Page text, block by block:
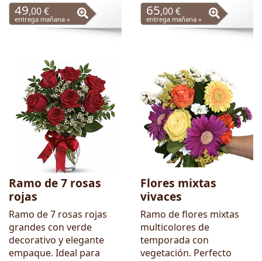
49,00 €
entrega mañana »
65,00 €
entrega mañana »
Ramo de 7 rosas
rojas
Ramo de 7 rosas rojas
grandes con verde
decorativo y elegante
empaque. Ideal para
Flores mixtas
vivaces
Ramo de flores mixtas
multicolores de
temporada con
vegetación. Perfecto